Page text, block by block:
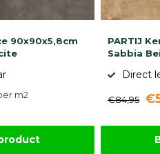
90x90x5,8cm
m2
PARTIJ
Sabbia
Direct
€84,95